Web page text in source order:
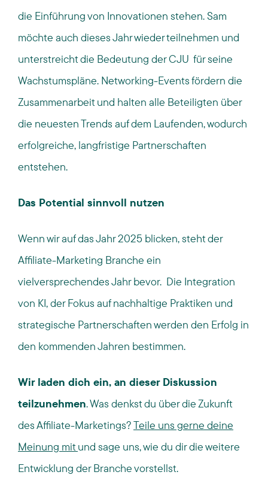
die Einführung von Innovationen stehen. Sam
möchte auch dieses Jahr wieder teilnehmen und
unterstreicht die Bedeutung der CJU für seine
Wachstumspläne. Networking-Events fördern die
Zusammenarbeit und halten alle Beteiligten über
die neuesten Trends auf dem Laufenden, wodurch
erfolgreiche, langfristige Partnerschaften
entstehen.
Das Potential sinnvoll nutzen
Wenn wir auf das Jahr 2025 blicken, steht der
Affiliate-Marketing Branche ein
vielversprechendes Jahr bevor. Die Integration
von KI, der Fokus auf nachhaltige Praktiken und
strategische Partnerschaften werden den Erfolg in
den kommenden Jahren bestimmen.
Wir laden dich ein, an dieser Diskussion
teilzunehmen. Was denkst du über die Zukunft
des Affiliate-Marketings?Teile uns gerne deine
Meinung mitund sage uns, wie du dir die weitere
Entwicklung der Branche vorstellst.